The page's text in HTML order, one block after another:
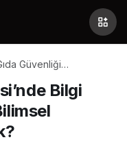
Güvenliği
Mücadele:
Çözümler Neler
Bilgi